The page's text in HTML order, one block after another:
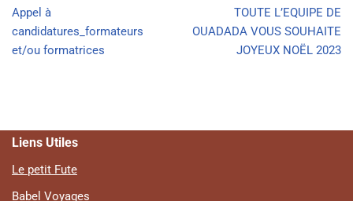
Appel à
candidatures_formateurs
et/ou formatrices
TOUTE L’EQUIPE DE
OUADADA VOUS SOUHAITE
JOYEUX NOËL 2023
Liens Utiles
Le petit Fute
Babel Voyages